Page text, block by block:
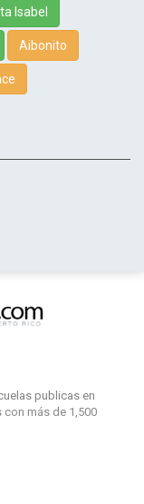
Isabel
Aibonito
publicas en
más de 1,500